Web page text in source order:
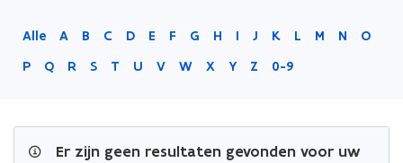
Alle A B C D E F G H I J K L M N
O
P
Q R S T U V W X Y Z 0-9
Er zijn geen resultaten gevonden voor uw